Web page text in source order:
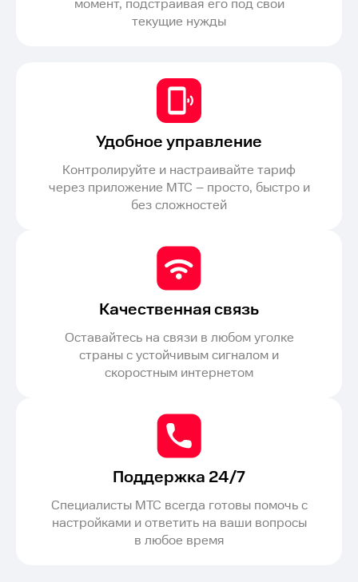
момент, подстраивая его под свои
текущие нужды
Удобное управление
Контролируйте и настраивайте тариф
через приложение МТС – просто, быстро и
без сложностей
Качественная связь
Оставайтесь на связи в любом уголке
страны с устойчивым сигналом и
скоростным интернетом
Поддержка 24/7
Специалисты МТС всегда готовы помочь с
настройками и ответить на ваши вопросы
в любое время